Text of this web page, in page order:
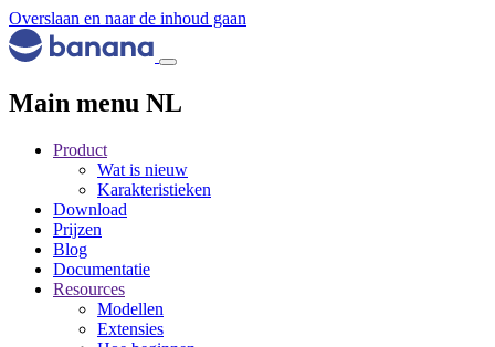
Overslaan en naar de inhoud gaan
Main menu NL
Product
Wat is nieuw
Karakteristieken
Download
Prijzen
Blog
Documentatie
Resources
Modellen
Extensies